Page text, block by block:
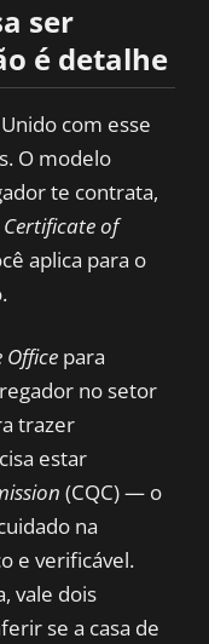
ser
é detalhe
com esse
O modelo
te contrata,
Certificate of
aplica para o
Office para
no setor
trazer
estar
(CQC) — o
na
e verificável.
vale dois
se a casa de